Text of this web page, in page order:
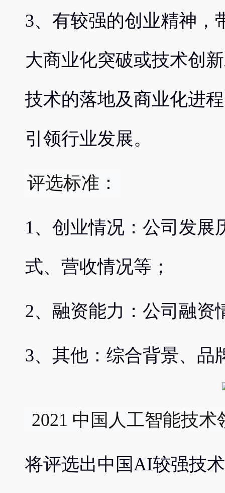
3、有较强的创业精神
大商业化突破或技术创
技术的落地及商业化进
引领行业发展。
评选标准：
1、创业情况：公司发展
式、营收情况等；
2、融资能力：公司融资
3、其他：综合背景、品
2021 中国人工智能技术
将评选出中国AI较强技